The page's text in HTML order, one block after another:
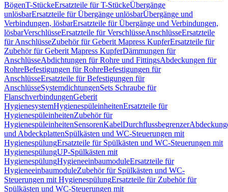
BögenT-StückeErsatzteile für T-StückeÜbergänge
unlösbarErsatzteile für Übergänge unlösbarÜbergänge und
Verbindungen, lösbarErsatzteile für Übergänge und Verbindungen,
lösbarVerschlüsseErsatzteile für VerschlüsseAnschlüsseErsatzteile
für AnschlüsseZubehör für Geberit Mapress KupferErsatzteile für
Zubehör für Geberit Mapress KupferDämmungen für
AnschlüsseAbdichtungen für Rohre und FittingsAbdeckungen für
RohreBefestigungen für RohreBefestigungen für
AnschlüsseErsatzteile für Befestigungen für
AnschlüsseSystemdichtungenSets Schraube für
FlanschverbindungenGeberit
HygienesystemHygienespüleinheitenErsatzteile für
HygienespüleinheitenZubehör für
HygienespüleinheitenSensorenKabelDurchflussbegrenzer
und AbdeckplattenSpülkästen und WC-Steuerungen mit
HygienespülungErsatzteile für Spülkästen und WC-Steuerungen mit
HygienespülungUP-Spülkästen mit
HygienespülungHygieneeinbaumoduleErsatzteile für
HygieneeinbaumoduleZubehör für Spülkästen und WC-
Steuerungen mit HygienespülungErsatzteile für Zubehör für
Spülkästen und WC-Steuerungen mit